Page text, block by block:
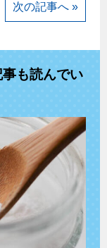
次の記事へ »
も読んでい